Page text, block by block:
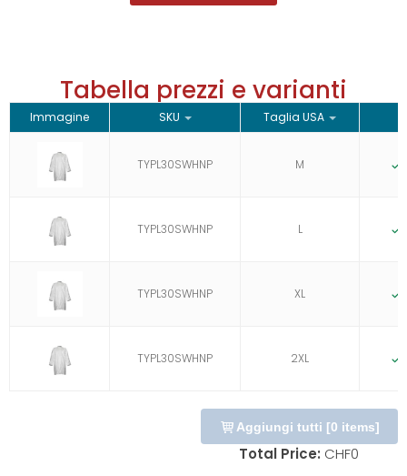
Tabella prezzi e varianti
Immagine SKU Taglia USA
TYPL30SWHNP M
TYPL30SWHNP L
TYPL30SWHNP XL
TYPL30SWHNP 2XL
Aggiungi tutti [0 items]
Total Price: CHF0